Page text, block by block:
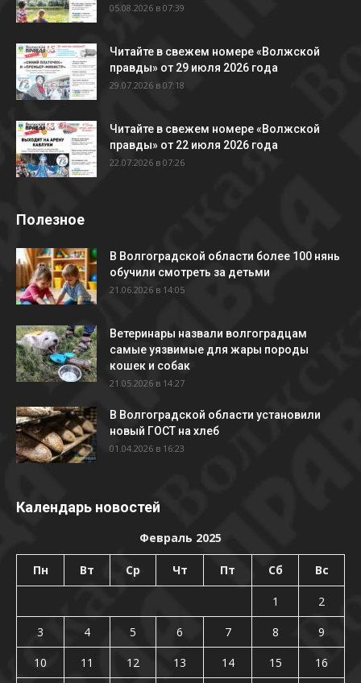
05.08.2026 в 07:39
Читайте в свежем номере «Волжской
правды» от 29 июля 2026 года
29.07.2026 в 07:18
Читайте в свежем номере «Волжской
правды» от 22 июля 2026 года
22.07.2026 в 07:26
Полезное
В Волгоградской области более 100 нянь
обучили смотреть за детьми
21.06.2026 в 14:05
Ветеринары назвали волгоградцам
самые уязвимые для жары породы
кошек и собак
21.05.2026 в 14:27
В Волгоградской области установили
новый ГОСТ на хлеб
01.04.2026 в 16:23
Календарь новостей
Февраль 2025
Пн Вт Ср Чт Пт Сб Вс
1
2
3
4 5 6 7 8
9
10
11 12 13 14 15
16